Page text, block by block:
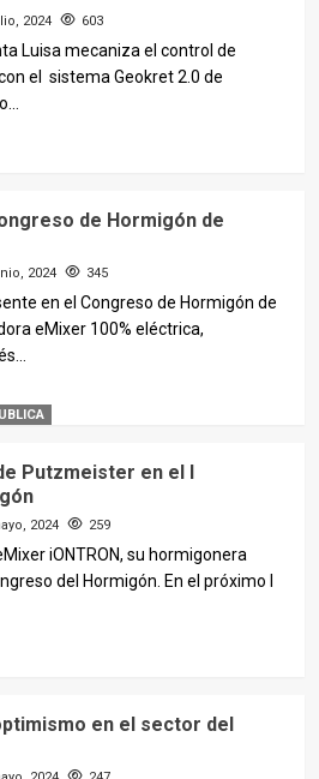
2024 603
Luisa mecaniza el control de
el sistema Geokret 2.0 de
de Hormigón de
2024 345
en el Congreso de Hormigón de
eMixer 100% eléctrica,
Putzmeister en el I
2024 259
iONTRON, su hormigonera
del Hormigón. En el próximo I
en el sector del